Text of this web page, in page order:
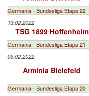
Germania - Bundesliga Etapa 22
13.02.2022
TSG 1899 Hoffenheim
Germania - Bundesliga Etapa 21
05.02.2022
Arminia Bielefeld
Germania - Bundesliga Etapa 20